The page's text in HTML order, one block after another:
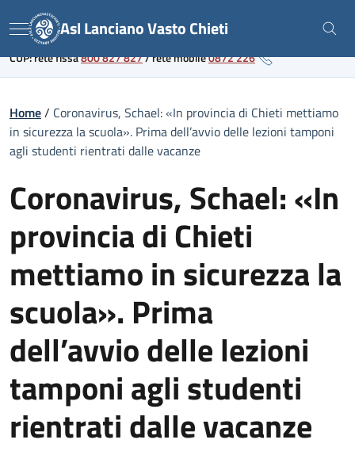
to
content
Link al portale sanitario regionale
Menu Asl Lanciano Vasto Chieti
CUP: rete fissa800 827 827/rete mobile0872 226
Home/ Coronavirus, Schael: «In provincia di Chieti mettiamo
in sicurezza la scuola». Prima dell’avvio delle lezioni tamponi
agli studenti rientrati dalle vacanze
Coronavirus, Schael: «In
provincia di Chieti
mettiamo in sicurezza la
scuola». Prima
dell’avvio delle lezioni
tamponi agli studenti
rientrati dalle vacanze